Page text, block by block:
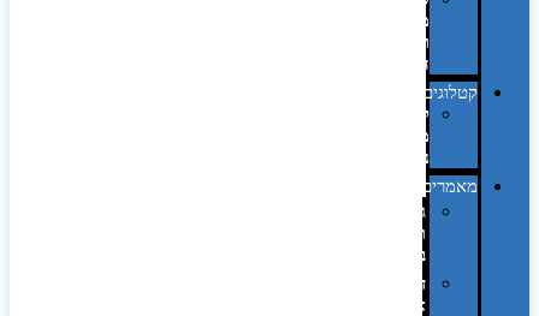
מחשב
וציוד
היקפי
קטלוגים
קטלוג
מוצרי
נייר
מאמרים
גימורים
והשבחות
בדפוס
דפוס
אופסט